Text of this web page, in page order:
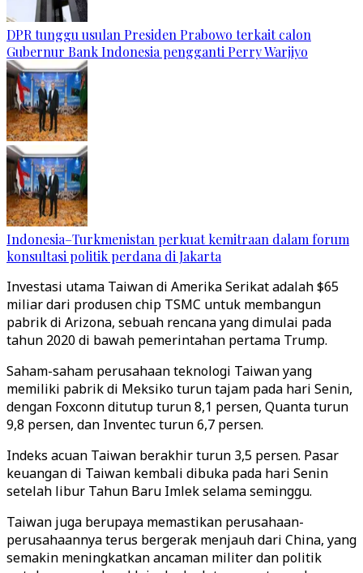
DPR tunggu usulan Presiden Prabowo terkait calon
Gubernur Bank Indonesia pengganti Perry Warjiyo
Indonesia–Turkmenistan perkuat kemitraan dalam forum
konsultasi politik perdana di Jakarta
Investasi utama Taiwan di Amerika Serikat adalah $65
miliar dari produsen chip TSMC untuk membangun
pabrik di Arizona, sebuah rencana yang dimulai pada
tahun 2020 di bawah pemerintahan pertama Trump.
Saham-saham perusahaan teknologi Taiwan yang
memiliki pabrik di Meksiko turun tajam pada hari Senin,
dengan Foxconn ditutup turun 8,1 persen, Quanta turun
9,8 persen, dan Inventec turun 6,7 persen.
Indeks acuan Taiwan berakhir turun 3,5 persen. Pasar
keuangan di Taiwan kembali dibuka pada hari Senin
setelah libur Tahun Baru Imlek selama seminggu.
Taiwan juga berupaya memastikan perusahaan-
perusahaannya terus bergerak menjauh dari China, yang
semakin meningkatkan ancaman militer dan politik